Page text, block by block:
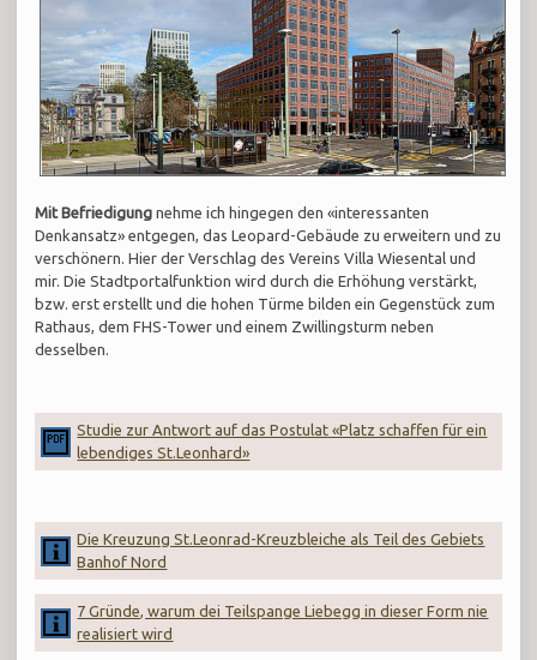
Mit Befriedigung nehme ich hingegen den «interessanten
Denkansatz» entgegen, das Leopard-Gebäude zu erweitern und zu
verschönern. Hier der Verschlag des Vereins Villa Wiesental und
mir. Die Stadtportalfunktion wird durch die Erhöhung verstärkt,
bzw. erst erstellt und die hohen Türme bilden ein Gegenstück zum
Rathaus, dem FHS-Tower und einem Zwillingsturm neben
desselben.
Studie zur Antwort auf das Postulat «Platz schaffen für ein
lebendiges St.Leonhard»
Die Kreuzung St.Leonrad-Kreuzbleiche als Teil des Gebiets
Banhof Nord
7 Gründe, warum dei Teilspange Liebegg in dieser Form nie
realisiert wird